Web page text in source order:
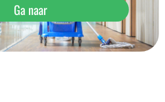
Ga naar